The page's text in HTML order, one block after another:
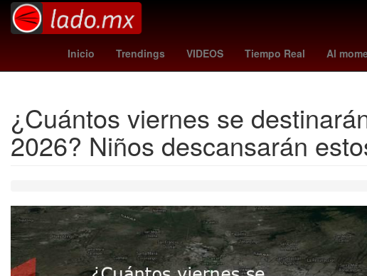
Inicio Trendings VIDEOS Tiempo Real Al
Belinda yankees - braves Moneda Estados
¿Cuántos viernes se
2026? Niños descansarán